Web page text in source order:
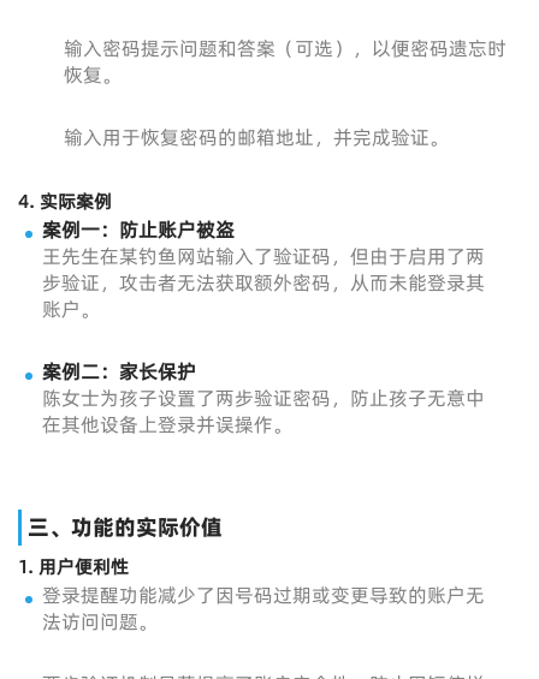
输入密码提示问题和答案（可选），以便密码遗忘时
恢复。
输入用于恢复密码的邮箱地址，并完成验证。
4. 实际案例
案例一：防止账户被盗
王先生在某钓鱼网站输入了验证码，但由于启用了两
步验证，攻击者无法获取额外密码，从而未能登录其
账户。
案例二：家长保护
陈女士为孩子设置了两步验证密码，防止孩子无意中
在其他设备上登录并误操作。
三、功能的实际价值
1. 用户便利性
登录提醒功能减少了因号码过期或变更导致的账户无
法访问问题。